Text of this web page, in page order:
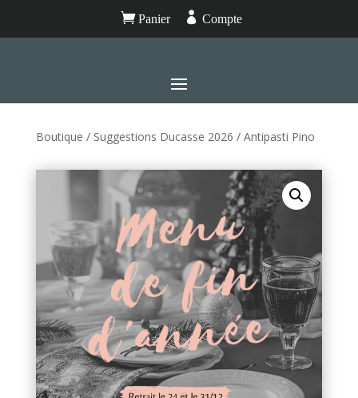
Panier  Compte
Boutique / Suggestions Ducasse 2026 / Antipasti Pino